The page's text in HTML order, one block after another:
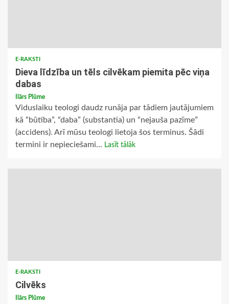
E-RAKSTI
Dieva līdzība un tēls cilvēkam piemita pēc viņa
dabas
Ilārs Plūme
Viduslaiku teologi daudz runāja par tādiem jautājumiem
kā “būtība”, “daba” (substantia) un “nejauša pazīme”
(accidens). Arī mūsu teologi lietoja šos terminus. Šādi
termini ir nepieciešami... Lasīt tālāk
E-RAKSTI
Cilvēks
Ilārs Plūme